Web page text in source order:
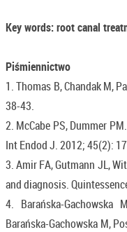
Key words: root canal
Piśmiennictwo
1. Thomas B, Chandak M,
38-43.
2. McCabe PS, Dummer
Int Endod J. 2012; 45(2):
3. Amir FA, Gutmann JL,
and diagnosis.
4. Barańska-
Barańska-Gachowska M,